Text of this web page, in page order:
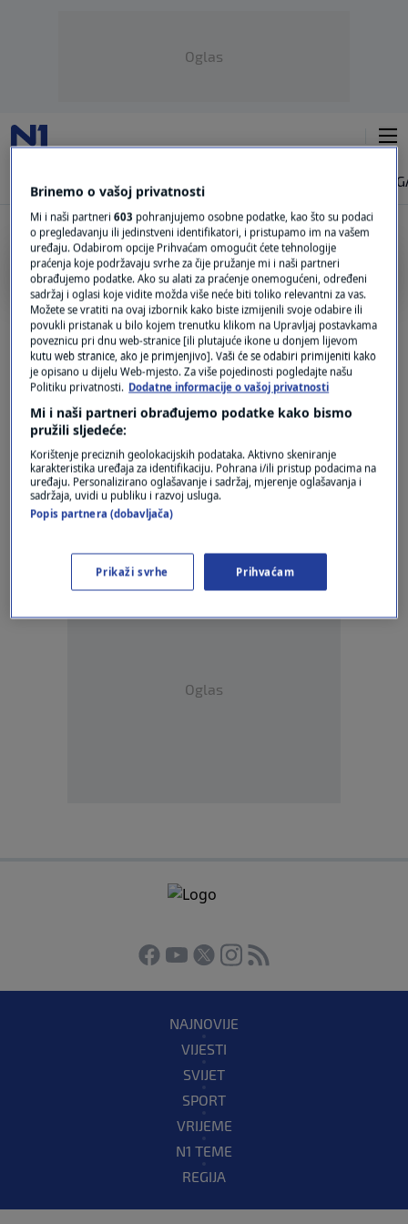
Oglas
VIJESTI
TKO JE TO REKAO
N1 kviz / Tko je to rekao?
LIFESTYLE|1. tra.| 3
Oglas
Oglas
NAJNOVIJE
VIJESTI
SVIJET
SPORT
VRIJEME
N1 TEME
REGIJA
Brinemo o vašoj privatnosti
Mi i naši partneri603 pohranjujemo osobne podatke, kao što su podaci
o pregledavanju ili jedinstveni identifikatori, i pristupamo im na vašem
uređaju. Odabirom opcije Prihvaćam omogućit ćete tehnologije
praćenja koje podržavaju svrhe za čije pružanje mi i naši partneri
obrađujemo podatke. Ako su alati za praćenje onemogućeni, određeni
sadržaj i oglasi koje vidite možda više neće biti toliko relevantni za vas.
Možete se vratiti na ovaj izbornik kako biste izmijenili svoje odabire ili
povukli pristanak u bilo kojem trenutku klikom na Upravljaj postavkama
poveznicu pri dnu web-stranice [ili plutajuće ikone u donjem lijevom
kutu web stranice, ako je primjenjivo]. Vaši će se odabiri primijeniti kako
je opisano u dijelu Web-mjesto. Za više pojedinosti pogledajte našu
Politiku privatnosti. Dodatne informacije o vašoj privatnosti
Mi i naši partneri obrađujemo podatke kako bismo
pružili sljedeće:
Korištenje preciznih geolokacijskih podataka. Aktivno skeniranje
karakteristika uređaja za identifikaciju. Pohrana i/ili pristup podacima na
uređaju. Personalizirano oglašavanje i sadržaj, mjerenje oglašavanja i
sadržaja, uvidi u publiku i razvoj usluga.
Popis partnera (dobavljača)
Prikaži svrhe Prihvaćam